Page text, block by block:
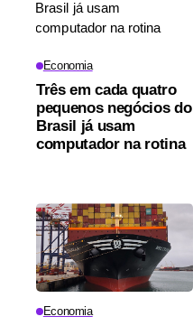
Economia
Três em cada quatro
pequenos negócios do
Brasil já usam
computador na rotina
Economia